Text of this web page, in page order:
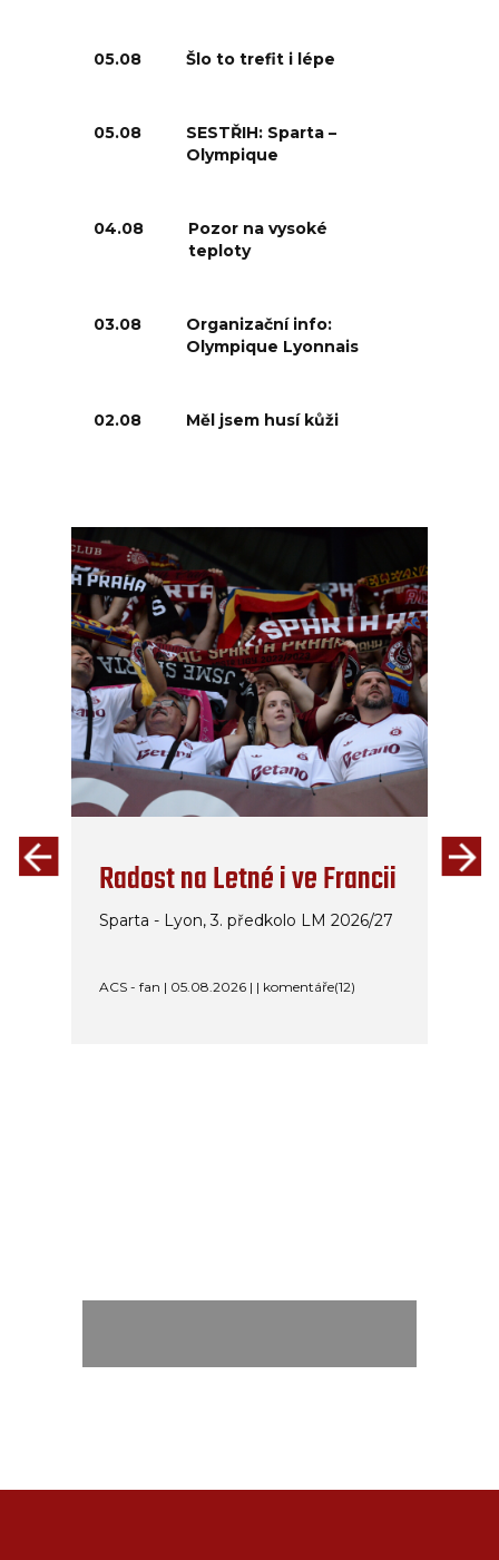
05.08 Šlo to trefit i lépe
05.08
SESTŘIH: Sparta –
Olympique
04.08
Pozor na vysoké
teploty
03.08
Organizační info:
Olympique Lyonnais
02.08 Měl jsem husí kůži
Radost na Letné i ve Francii
Sparta - Lyon, 3. předkolo LM 2026/27
ACS - fan | 05.08.2026 | | komentáře(12)